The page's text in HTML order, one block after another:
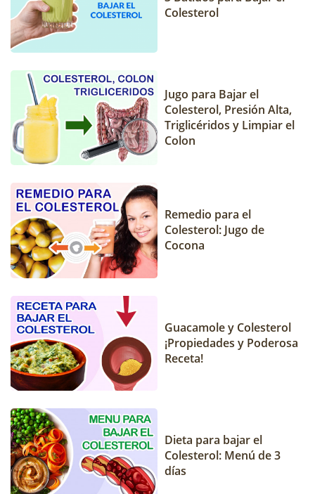
Colesterol
Jugo para Bajar el
Colesterol, Presión Alta,
Triglicéridos y Limpiar el
Colon
Remedio para el
Colesterol: Jugo de
Cocona
Guacamole y Colesterol
¡Propiedades y Poderosa
Receta!
Dieta para bajar el
Colesterol: Menú de 3
días